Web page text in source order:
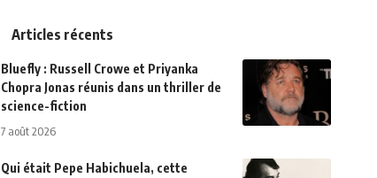
Articles récents
Bluefly : Russell Crowe et Priyanka
Chopra Jonas réunis dans un thriller de
science-fiction
7 août 2026
Qui était Pepe Habichuela, cette